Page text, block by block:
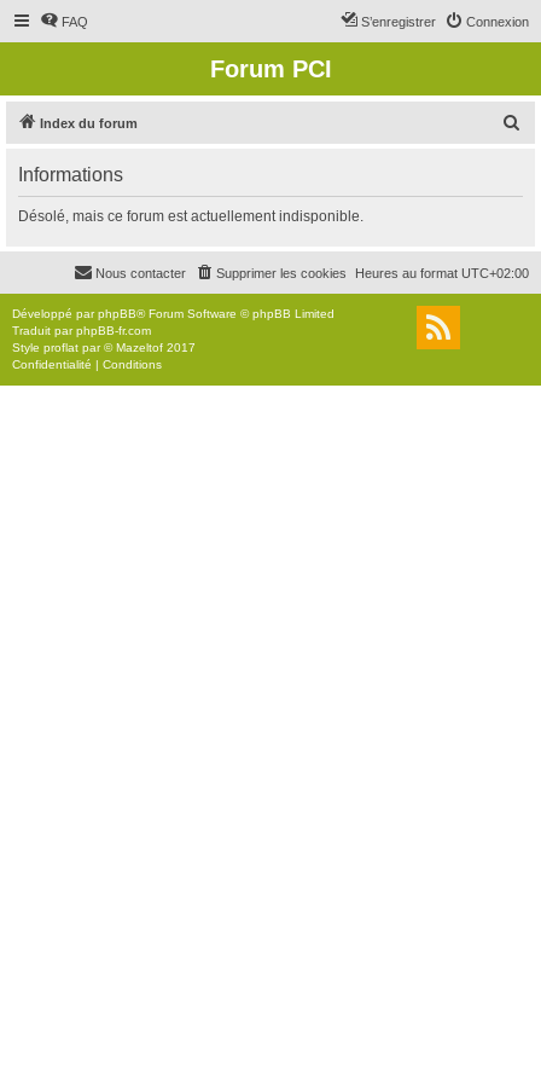
FAQ Connexion
S’enregistrer
Forum PCI
Index du forum
r
c
r
Informations
Désolé, mais ce forum est actuellement indisponible.
Heures au format UTC+02:00
Supprimer les cookies
Nous contacter
Développé parphpBB® Forum Software © phpBB Limited
Traduit parphpBB-fr.com
Style proflat par ©Mazeltof 2017
Confidentialité | Conditions